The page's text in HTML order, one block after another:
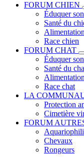
FORUM CHIEN
Éduquer
Santé du
Race chien
FORUM CHAT
Éduquer
Santé du
Race chat
LA
Protection
Cimetière
FORUM
Chevaux
Rongeurs